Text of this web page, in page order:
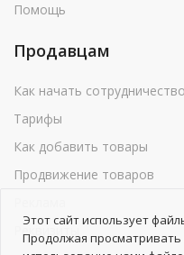
Помощь
Продавцам
Как начать сотрудничество
Тарифы
Как добавить товары
Продвижение товаров
Реквизиты
Этот сайт использует
Продолжая просматривать